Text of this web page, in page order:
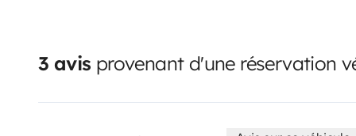
3 avis provenant d'une réservation